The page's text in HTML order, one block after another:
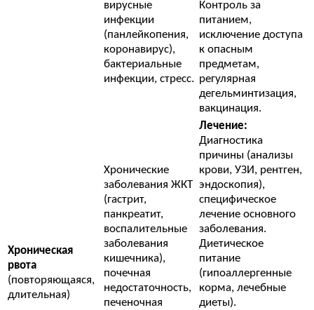
вирусные
инфекции
(панлейкопения,
коронавирус),
бактериальные
инфекции, стресс.
Контроль за
питанием,
исключение доступа
к опасным
предметам,
регулярная
дегельминтизация,
вакцинация.
Хроническая
рвота
(повторяющаяся,
длительная)
Хронические
заболевания ЖКТ
(гастрит,
панкреатит,
воспалительные
заболевания
кишечника),
почечная
недостаточность,
печеночная
Лечение:
Диагностика
причины (анализы
крови, УЗИ, рентген,
эндоскопия),
специфическое
лечение основного
заболевания.
Диетическое
питание
(гипоаллергенные
корма, лечебные
диеты).